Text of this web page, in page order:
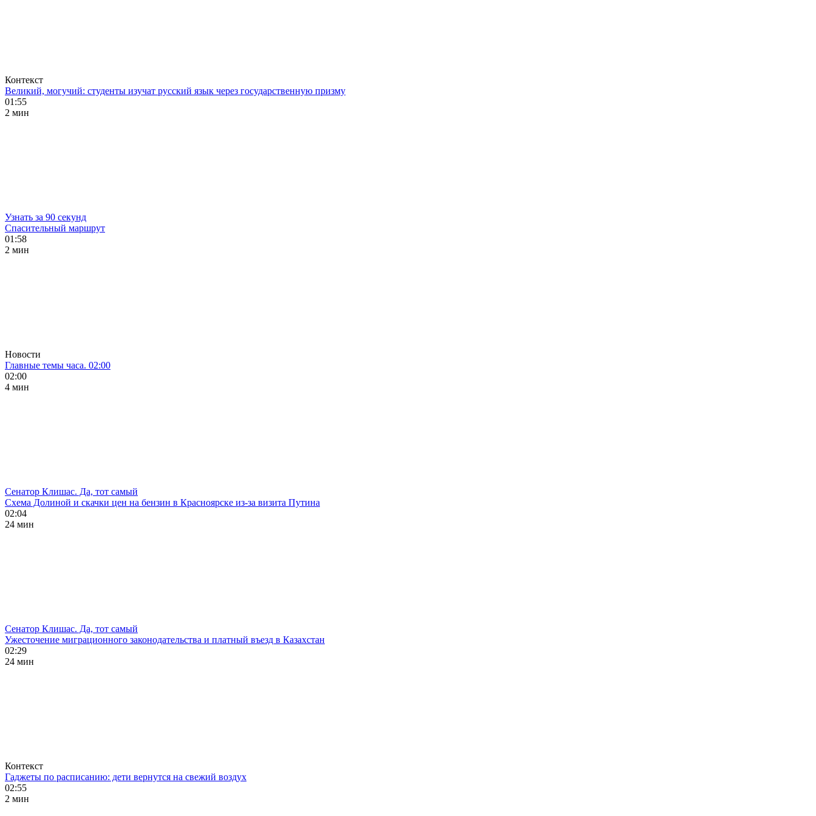
Контекст
Великий, могучий: студенты изучат русский язык через государственную призму
01:55
2 мин
Узнать за 90 секунд
Спасительный маршрут
01:58
2 мин
Новости
Главные темы часа. 02:00
02:00
4 мин
Сенатор Клишас. Да, тот самый
Схема Долиной и скачки цен на бензин в Красноярске из-за визита Путина
02:04
24 мин
Сенатор Клишас. Да, тот самый
Ужесточение миграционного законодательства и платный въезд в Казахстан
02:29
24 мин
Контекст
Гаджеты по расписанию: дети вернутся на свежий воздух
02:55
2 мин